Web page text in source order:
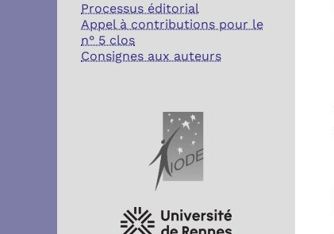
Processus éditorial
Appel à contributions pour le
n° 5 clos
Consignes aux auteurs
PARTENAIRES